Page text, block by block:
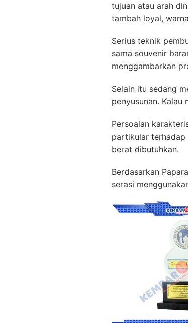
tujuan atau arah
tambah loyal,
Serius teknik
sama souvenir
menggambarkan
Selain itu sedang
penyusunan.
Persoalan
partikular terhadap
berat dibutuhkan.
Berdasarkan
serasi